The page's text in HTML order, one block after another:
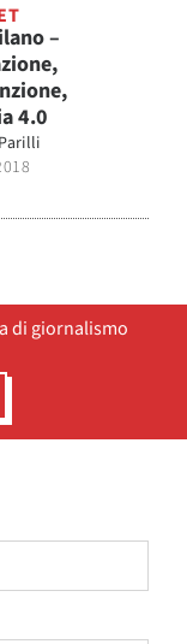
–
4.0
di giornalismo